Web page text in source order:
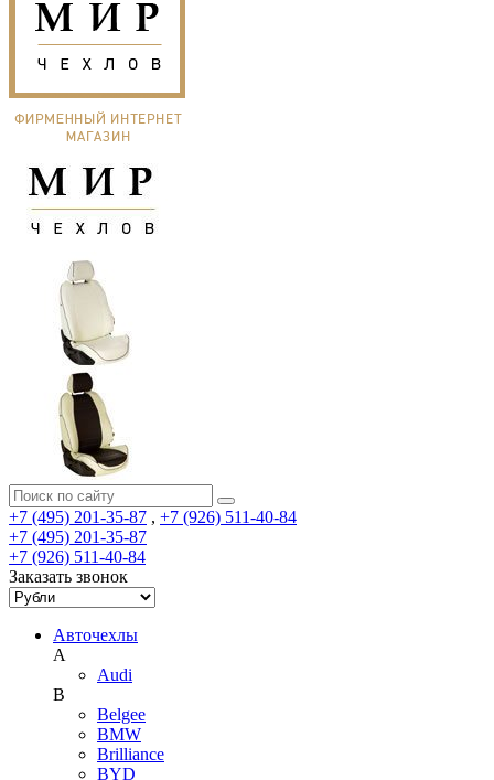
+7 (495) 201-35-87 , +7 (926) 511-40-84
+7 (495) 201-35-87
+7 (926) 511-40-84
Заказать звонок
Авточехлы
A
Audi
B
Belgee
BMW
Brilliance
BYD